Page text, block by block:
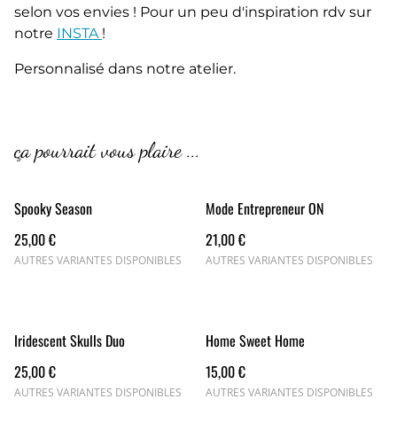
selon vos envies ! Pour un peu d'inspiration rdv sur
notre INSTA !
Personnalisé dans notre atelier.
ça pourrait vous plaire ...
Spooky Season
25,00 €
AUTRES VARIANTES DISPONIBLES
Mode Entrepreneur ON
21,00 €
AUTRES VARIANTES DISPONIBLES
Iridescent Skulls Duo
25,00 €
AUTRES VARIANTES DISPONIBLES
Home Sweet Home
15,00 €
AUTRES VARIANTES DISPONIBLES